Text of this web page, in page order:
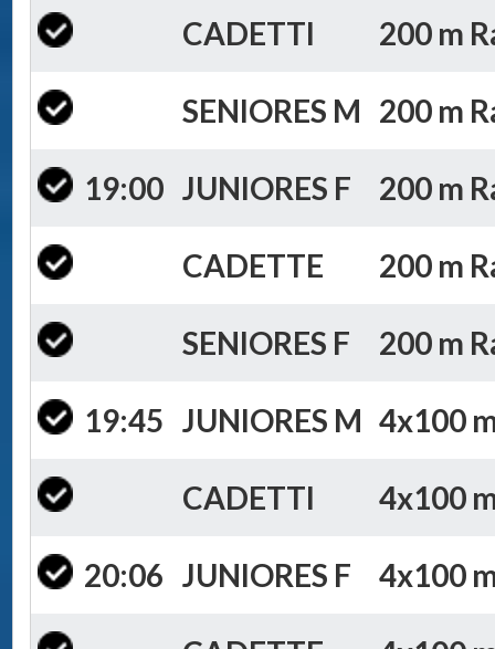
CADETTI 200 m
SENIORES M 200 m
19:00 JUNIORES F 200 m
CADETTE 200 m
SENIORES F 200 m
19:45 JUNIORES M 4x100
CADETTI 4x100
20:06 JUNIORES F 4x100